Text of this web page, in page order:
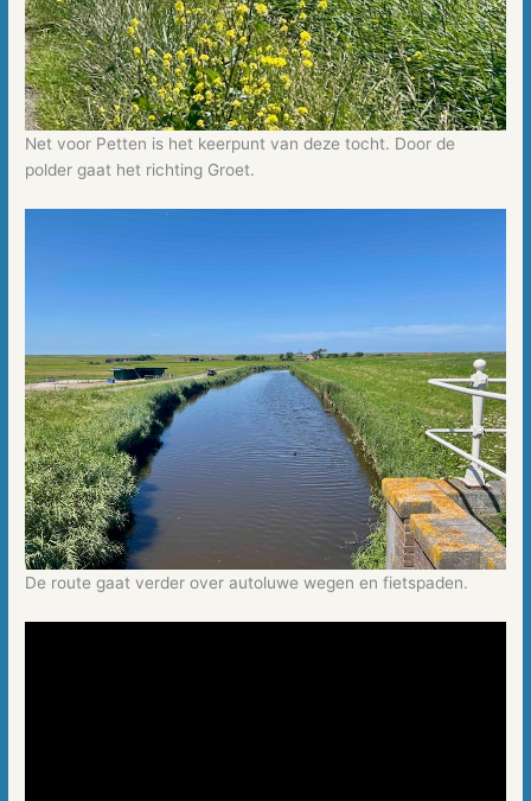
Net voor Petten is het keerpunt van deze tocht. Door de
polder gaat het richting Groet.
De route gaat verder over autoluwe wegen en fietspaden.